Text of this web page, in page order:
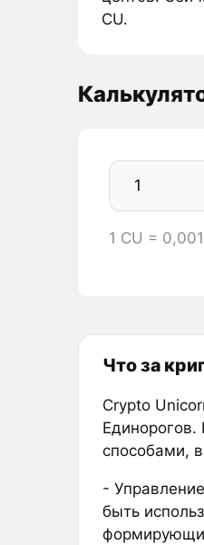
CU.
1 CU =
Что за
Crypto
Единорогов.
способами,
-
быть